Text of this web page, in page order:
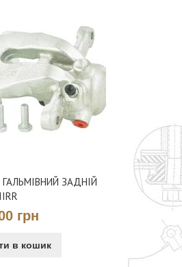
ЗАДНІЙ
грн
в кошик